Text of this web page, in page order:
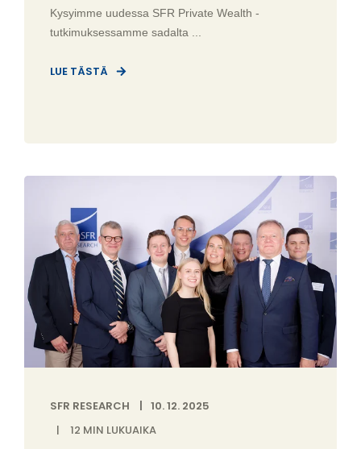
Kysyimme uudessa SFR Private Wealth -
tutkimuksessamme sadalta ...
LUE TÄSTÄ
SFR RESEARCH
10. 12. 2025
12 MIN LUKUAIKA